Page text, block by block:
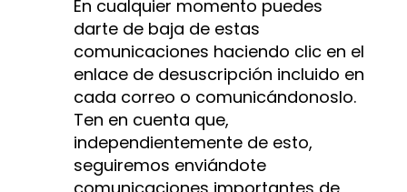
En cualquier momento puedes
darte de baja de estas
comunicaciones haciendo clic en el
enlace de desuscripción incluido en
cada correo o comunicándonoslo.
Ten en cuenta que,
independientemente de esto,
seguiremos enviándote